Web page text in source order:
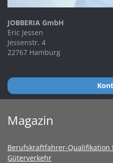
JOBBERIA GmbH
Eric Jessen
Jessenstr. 4
22767 Hamburg
Magazin
Berufskraftfahrer-
Güterverkehr